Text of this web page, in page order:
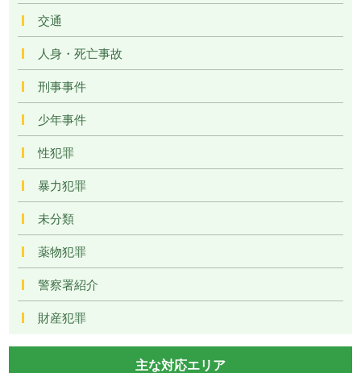
交通
人身・死亡事故
刑事事件
少年事件
性犯罪
暴力犯罪
未分類
薬物犯罪
警察署紹介
財産犯罪
主な対応エリア